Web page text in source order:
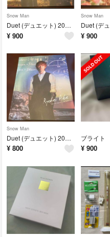
Snow Man
Duet (デュエット) 2022年 06月号 深澤辰哉 SnowMan
¥ 900
Snow Man
¥ 900
Snow Man
Duet (デュエット) 2021年 06月号 SnowMan 阿部亮平
¥ 800 ¥ 900